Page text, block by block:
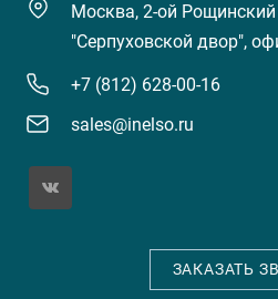
Москва, 2-ой
"Серпуховской двор",
+7 (812) 628-00-16
sales@inelso.ru
ЗАКАЗАТЬ